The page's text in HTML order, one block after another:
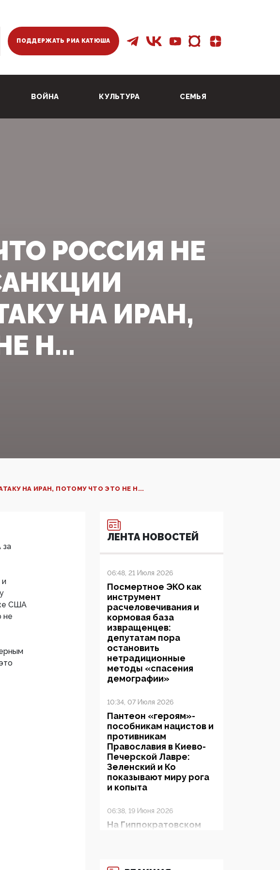
ПОДДЕРЖАТЬ РИА КАТЮША
ВОЙНА КУЛЬТУРА СЕМЬЯ
РОССИЯ НЕ
НА ИРАН,
Н...
НА ИРАН, ПОТОМУ ЧТО ЭТО НЕ Н...
за
и
США
не
ЛЕНТА НОВОСТЕЙ
06:48, 21 Июля 2026
Посмертное ЭКО как
инструмент
расчеловечивания и
кормовая база
извращенцев:
депутатам пора
остановить
нетрадиционные
методы «спасения
демографии»
10:34, 07 Июля 2026
Пантеон «героям»-
пособникам нацистов и
противникам
Православия в Киево-
Печерской Лавре:
Зеленский и Ко
показывают миру рога
и копыта
06:38, 19 Июня 2026
На Гиппократовском
бюджета в 100 раз